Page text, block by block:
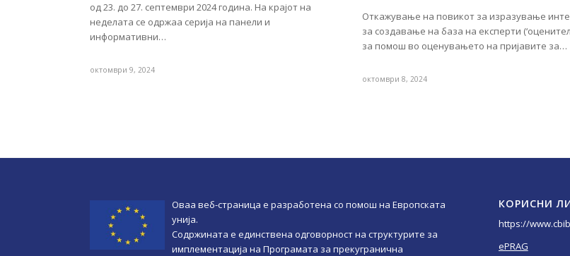
од 23. до 27. септември 2024 година. На крајот на
неделата се одржаа серија на панели и
информативни…
октомври 9, 2024
Откажување на повикот за изразување
за создавање на база на експерти
за помош во оценувањето на пријавите за…
октомври 8, 2024
Оваа веб-страница e разработена со помош на Европската
унија.
Содржината е единствена одговорност на структурите за
имплементација на Програмата за прекугранична
КОРИСНИ
https://
ePRAG